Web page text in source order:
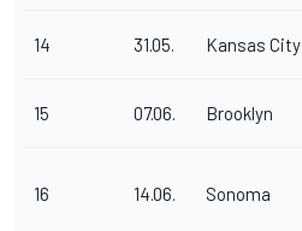
14 31.05. Kansas City
15 07.06. Brooklyn
16 14.06. Sonoma